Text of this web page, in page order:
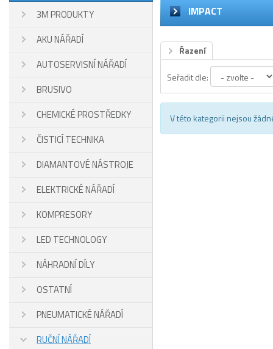
3M PRODUKTY
AKU NÁŘADÍ
AUTOSERVISNÍ NÁŘADÍ
BRUSIVO
CHEMICKÉ PROSTŘEDKY
ČISTICÍ TECHNIKA
DIAMANTOVÉ NÁSTROJE
ELEKTRICKÉ NÁŘADÍ
KOMPRESORY
LED TECHNOLOGY
NÁHRADNÍ DÍLY
OSTATNÍ
PNEUMATICKÉ NÁŘADÍ
RUČNÍ NÁŘADÍ
IMPACT
Řazení
Seřadit dle:
V této kategorii nejsou